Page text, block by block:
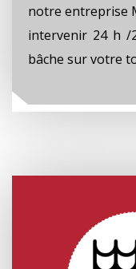
notre entreprise
intervenir 24 h
bâche sur votre